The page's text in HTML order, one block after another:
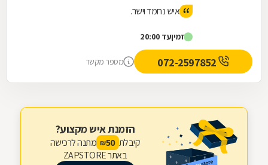
איש נחמד וישר.
זמיןעד 20:00
מספר מקשר
הזמנת איש מקצוע?
קיבלת 50
₪ מתנה לרכישה
באתר ZAPSTORE